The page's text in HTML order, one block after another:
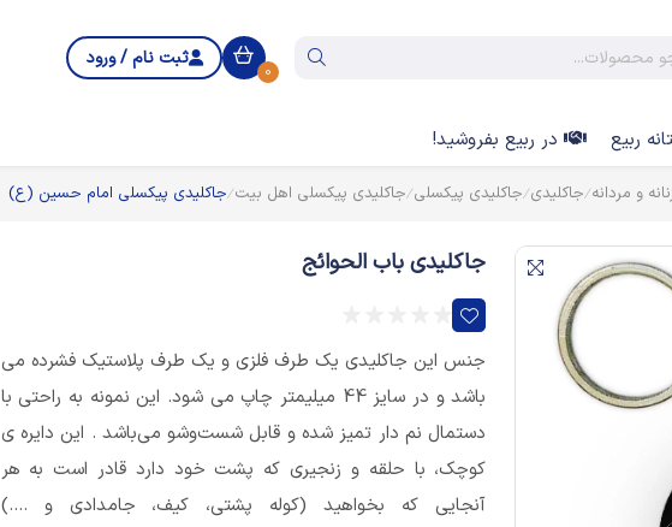
0
ثبت نام / ورود
ربیع در ربیع بفروشید!
و مردانه جاکلیدی جاکلیدی پیکسلی جاکلیدی پیکسلی اهل بیت جاکلیدی پیکسلی امام حسین (ع)
جاکلیدی باب الحوائج
جنس این جاکلیدی یک طرف فلزی و یک طرف پلاستیک فشرده می
باشد و در سایز 44 میلیمتر چاپ می شود. این نمونه به راحتی با
دستمال نم دار تمیز شده و قابل شست‌وشو می‌باشد . این دایره ی
کوچک، با حلقه و زنجیری که پشت خود دارد قادر است به هر
آنجایی که بخواهید (کوله پشتی، کیف، جامدادی و ....)